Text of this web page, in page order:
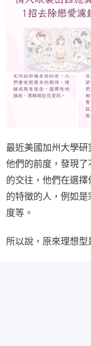
最近美國加州大學
他們的前度，發現
的交往，他們在選
的特徵的人，例如
度等。
所以說，原來理想型